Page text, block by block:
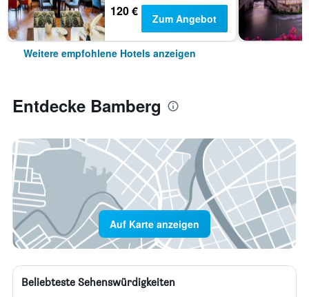
120 € Zum Angebot
Weitere empfohlene Hotels anzeigen
Entdecke Bamberg
Auf Karte anzeigen
Beliebteste Sehenswürdigkeiten